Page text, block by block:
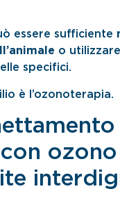
essere sufficiente
o
specifici.
è l’ozonoterapia.